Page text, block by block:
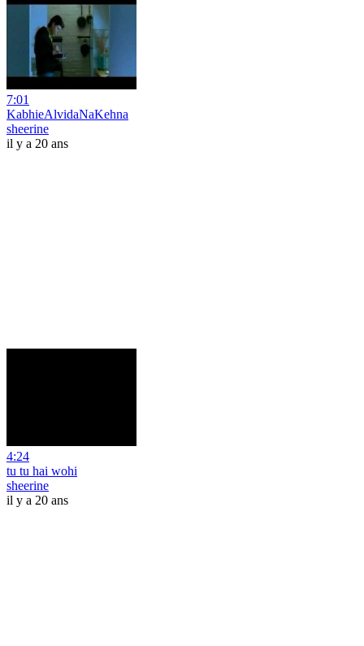
7:01
KabhieAlvidaNaKehna
sheerine
il y a 20 ans
4:24
tu tu hai wohi
sheerine
il y a 20 ans